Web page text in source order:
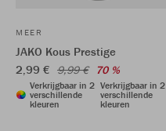
MEER
JAKO Kous Prestige
2,99 € 9,99 € 70 %
Verkrijgbaar in 2
verschillende
kleuren
Verkrijgbaar in 2
verschillende
kleuren